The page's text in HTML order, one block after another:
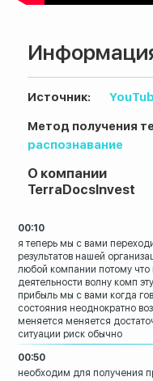
8 (800)
Бесплатный
Источник:
Метод получения
распознавание
О компании
TerraDocsInvest
00:10
я теперь мы с вами
результатов нашей
любой компании потому что
деятельности волну комп
прибыль мы с вами когда
состояния неоднократно
меняется меняется
ситуации риск обычно
00:50
необходим для получения